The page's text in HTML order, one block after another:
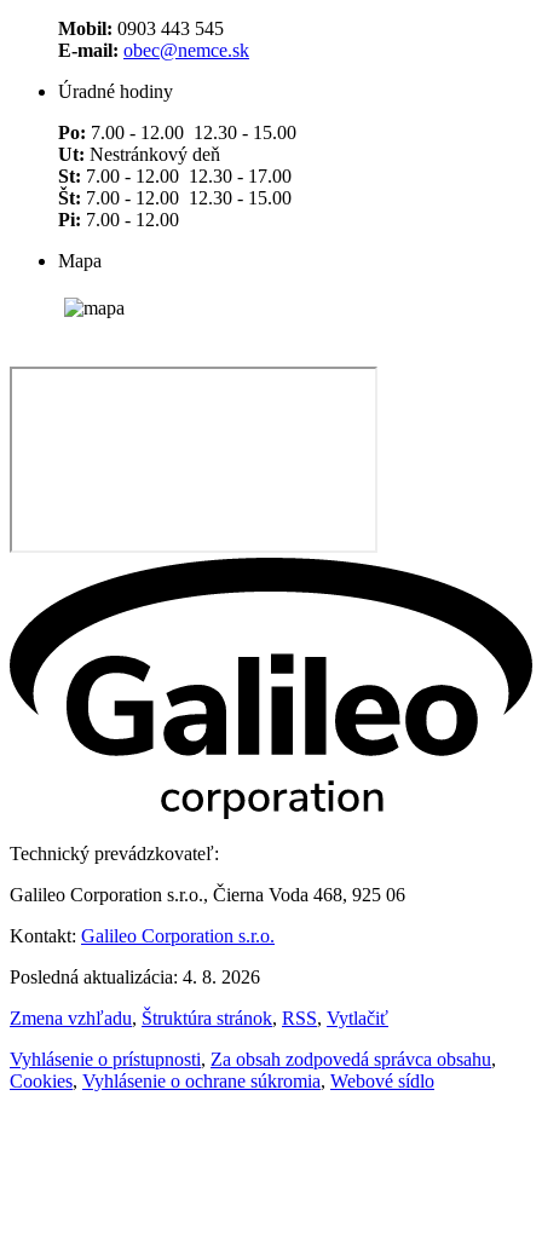
Mobil: 0903 443 545
E-mail: obec@nemce.sk
Úradné hodiny
Po: 7.00 - 12.00 12.30 - 15.00
Ut: Nestránkový deň
St: 7.00 - 12.00 12.30 - 17.00
Št: 7.00 - 12.00 12.30 - 15.00
Pi: 7.00 - 12.00
Mapa
Technický prevádzkovateľ:
Galileo Corporation s.r.o., Čierna Voda 468, 925 06
Kontakt: Galileo Corporation s.r.o.
Posledná aktualizácia: 4. 8. 2026
Zmena vzhľadu, Štruktúra stránok, RSS, Vytlačiť
Vyhlásenie o prístupnosti, Za obsah zodpovedá správca obsahu,
Cookies, Vyhlásenie o ochrane súkromia, Webové sídlo